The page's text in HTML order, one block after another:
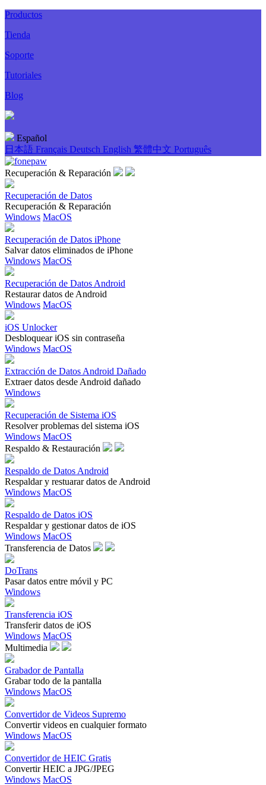
Productos
Tienda
Soporte
Tutoriales
Blog
Español
日本語 Français Deutsch English 繁體中文 Português
Recuperación & Reparación
Recuperación de Datos
Recuperación & Reparación
Windows MacOS
Recuperación de Datos iPhone
Salvar datos eliminados de iPhone
Windows MacOS
Recuperación de Datos Android
Restaurar datos de Android
Windows MacOS
iOS Unlocker
Desbloquear iOS sin contraseña
Windows MacOS
Extracción de Datos Android Dañado
Extraer datos desde Android dañado
Windows
Recuperación de Sistema iOS
Resolver problemas del sistema iOS
Windows MacOS
Respaldo & Restauración
Respaldo de Datos Android
Respaldar y restuarar datos de Android
Windows MacOS
Respaldo de Datos iOS
Respaldar y gestionar datos de iOS
Windows MacOS
Transferencia de Datos
DoTrans
Pasar datos entre móvil y PC
Windows
Transferencia iOS
Transferir datos de iOS
Windows MacOS
Multimedia
Grabador de Pantalla
Grabar todo de la pantalla
Windows MacOS
Convertidor de Videos Supremo
Convertir videos en cualquier formato
Windows MacOS
Convertidor de HEIC Gratis
Convertir HEIC a JPG/JPEG
Windows MacOS